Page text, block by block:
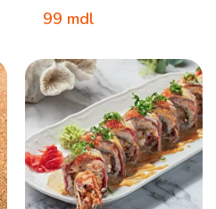
99 mdl